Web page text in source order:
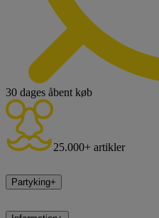
30 dages åbent køb
25.000+ artikler
Partyking+